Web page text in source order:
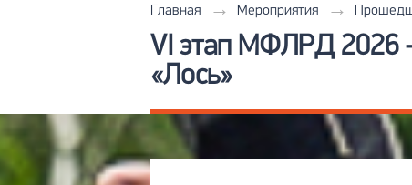
Главная Мероприятия
VI этап МФЛРД 2026
«Лось»